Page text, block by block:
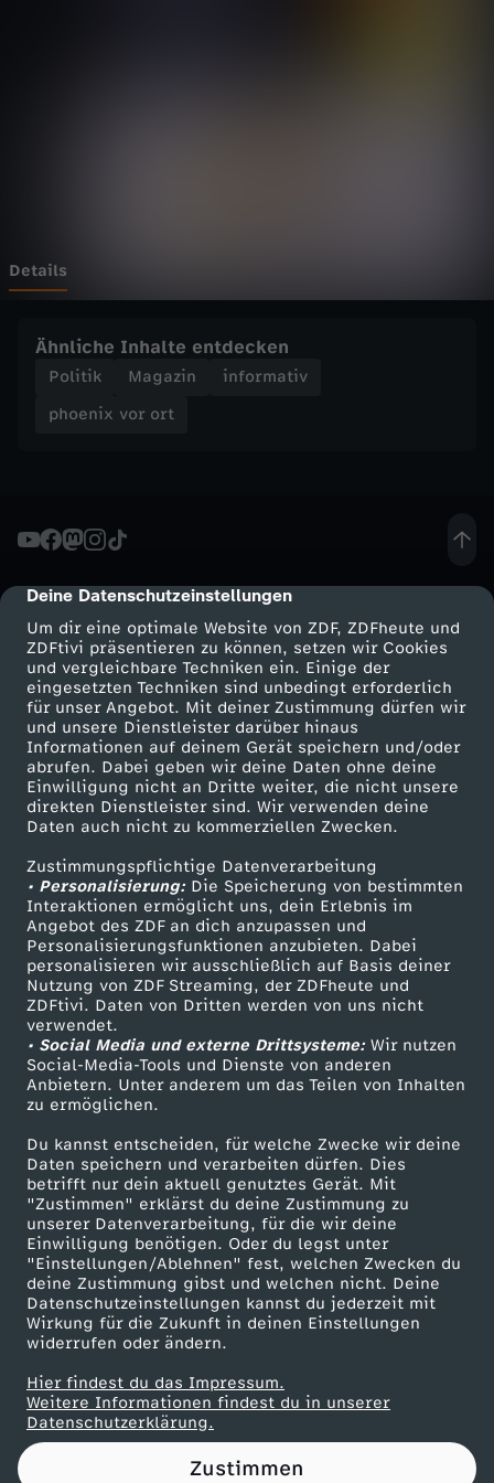
cmp-dialog-description
Deine Datenschutzeinstellungen
Um dir eine optimale Website von ZDF, ZDFheute und
ZDFtivi präsentieren zu können, setzen wir Cookies
und vergleichbare Techniken ein. Einige der
eingesetzten Techniken sind unbedingt erforderlich
für unser Angebot. Mit deiner Zustimmung dürfen wir
und unsere Dienstleister darüber hinaus
Informationen auf deinem Gerät speichern und/oder
abrufen. Dabei geben wir deine Daten ohne deine
Einwilligung nicht an Dritte weiter, die nicht unsere
direkten Dienstleister sind. Wir verwenden deine
Daten auch nicht zu kommerziellen Zwecken.
Zustimmungspflichtige Datenverarbeitung
• Personalisierung:Die Speicherung von bestimmten
Interaktionen ermöglicht uns, dein Erlebnis im
Angebot des ZDF an dich anzupassen und
Personalisierungsfunktionen anzubieten. Dabei
personalisieren wir ausschließlich auf Basis deiner
Nutzung von ZDF Streaming, der ZDFheute und
ZDFtivi. Daten von Dritten werden von uns nicht
verwendet.
• Social Media und externe Drittsysteme:Wir nutzen
Social-Media-Tools und Dienste von anderen
Anbietern. Unter anderem um das Teilen von Inhalten
zu ermöglichen.
Du kannst entscheiden, für welche Zwecke wir deine
Daten speichern und verarbeiten dürfen. Dies
betrifft nur dein aktuell genutztes Gerät. Mit
"Zustimmen" erklärst du deine Zustimmung zu
unserer Datenverarbeitung, für die wir deine
Einwilligung benötigen. Oder du legst unter
"Einstellungen/Ablehnen" fest, welchen Zwecken du
deine Zustimmung gibst und welchen nicht. Deine
Datenschutzeinstellungen kannst du jederzeit mit
Wirkung für die Zukunft in deinen Einstellungen
widerrufen oder ändern.
Hier findest du das Impressum.
Weitere Informationen findest du in unserer
Datenschutzerklärung.
Zustimmen
t
F
t
a
k
t
z
u
m
T
a
g
d
e
r
D
e
u
t
s
Details
Ähnliche Inhalte entdecken
Politik Magazin
informativ
phoenix vor ort
Mehr ZDF
ZDF-Apps
Smart TV
ZDFtext
Livestreams
Sendungen A-Z
TV-Programm
Service
ZDFmitreden
Kontakt zum ZDF
Tickets
Zuschauerservice
Hilfe
ZDF Unternehmen
Karriere
ZDF goes Schule
Werbefernsehen
Mainzelmännchen
Partner